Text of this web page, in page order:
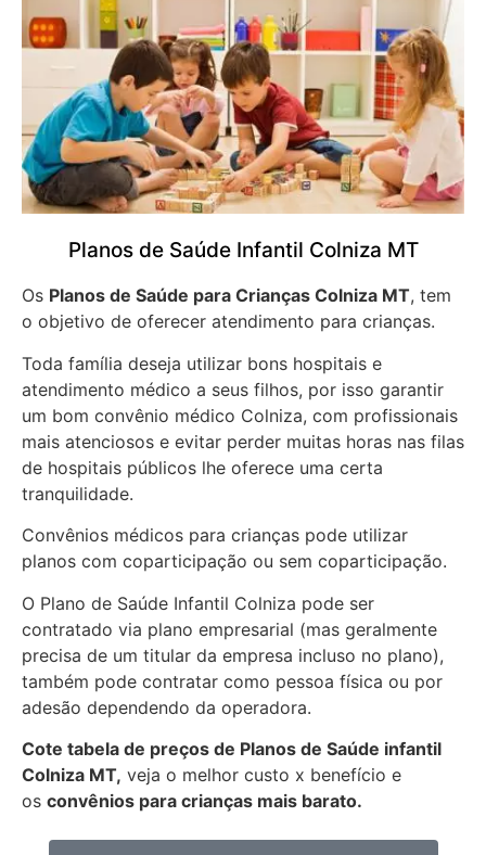
Planos de Saúde Infantil Colniza MT
Os Planos de Saúde para Crianças Colniza MT, tem
o objetivo de oferecer atendimento para crianças.
Toda família deseja utilizar bons hospitais e
atendimento médico a seus filhos, por isso garantir
um bom convênio médico Colniza, com profissionais
mais atenciosos e evitar perder muitas horas nas filas
de hospitais públicos lhe oferece uma certa
tranquilidade.
Convênios médicos para crianças pode utilizar
planos com coparticipação ou sem coparticipação.
O Plano de Saúde Infantil Colniza pode ser
contratado via plano empresarial (mas geralmente
precisa de um titular da empresa incluso no plano),
também pode contratar como pessoa física ou por
adesão dependendo da operadora.
Cote tabela de preços de Planos de Saúde infantil
Colniza MT, veja o melhor custo x benefício e
os convênios para crianças mais barato.